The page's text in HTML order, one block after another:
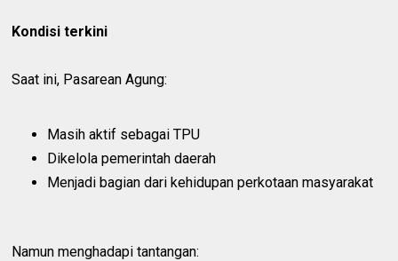
Kondisi terkini
Saat ini, Pasarean Agung:
Masih aktif sebagai TPU
Dikelola pemerintah daerah
Menjadi bagian dari kehidupan perkotaan masyarakat
Namun menghadapi tantangan: